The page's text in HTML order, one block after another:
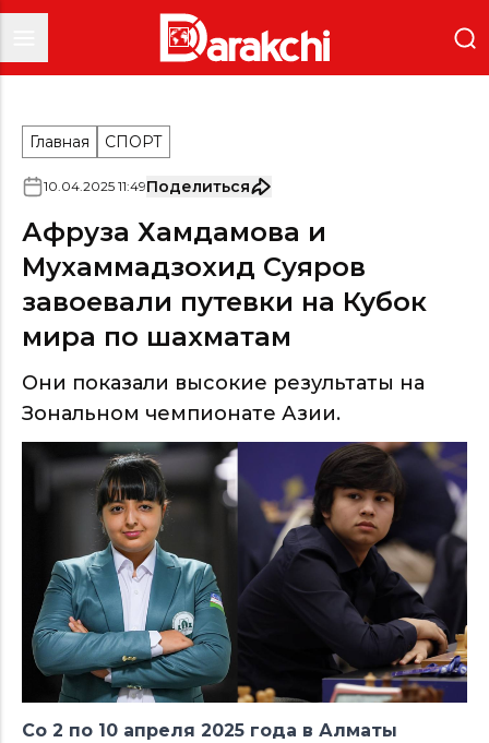
Главная СПОРТ
10.04.2025 11:49Поделиться
Афруза Хамдамова и
Мухаммадзохид Суяров
завоевали путевки на Кубок
мира по шахматам
Они показали высокие результаты на
Зональном чемпионате Азии.
Со 2 по 10 апреля 2025 года в Алматы